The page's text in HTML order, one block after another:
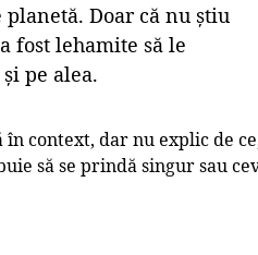
Doar că nu știu
fost lehamite să le
pe alea.
context, dar nu explic de
să se prindă singur sau